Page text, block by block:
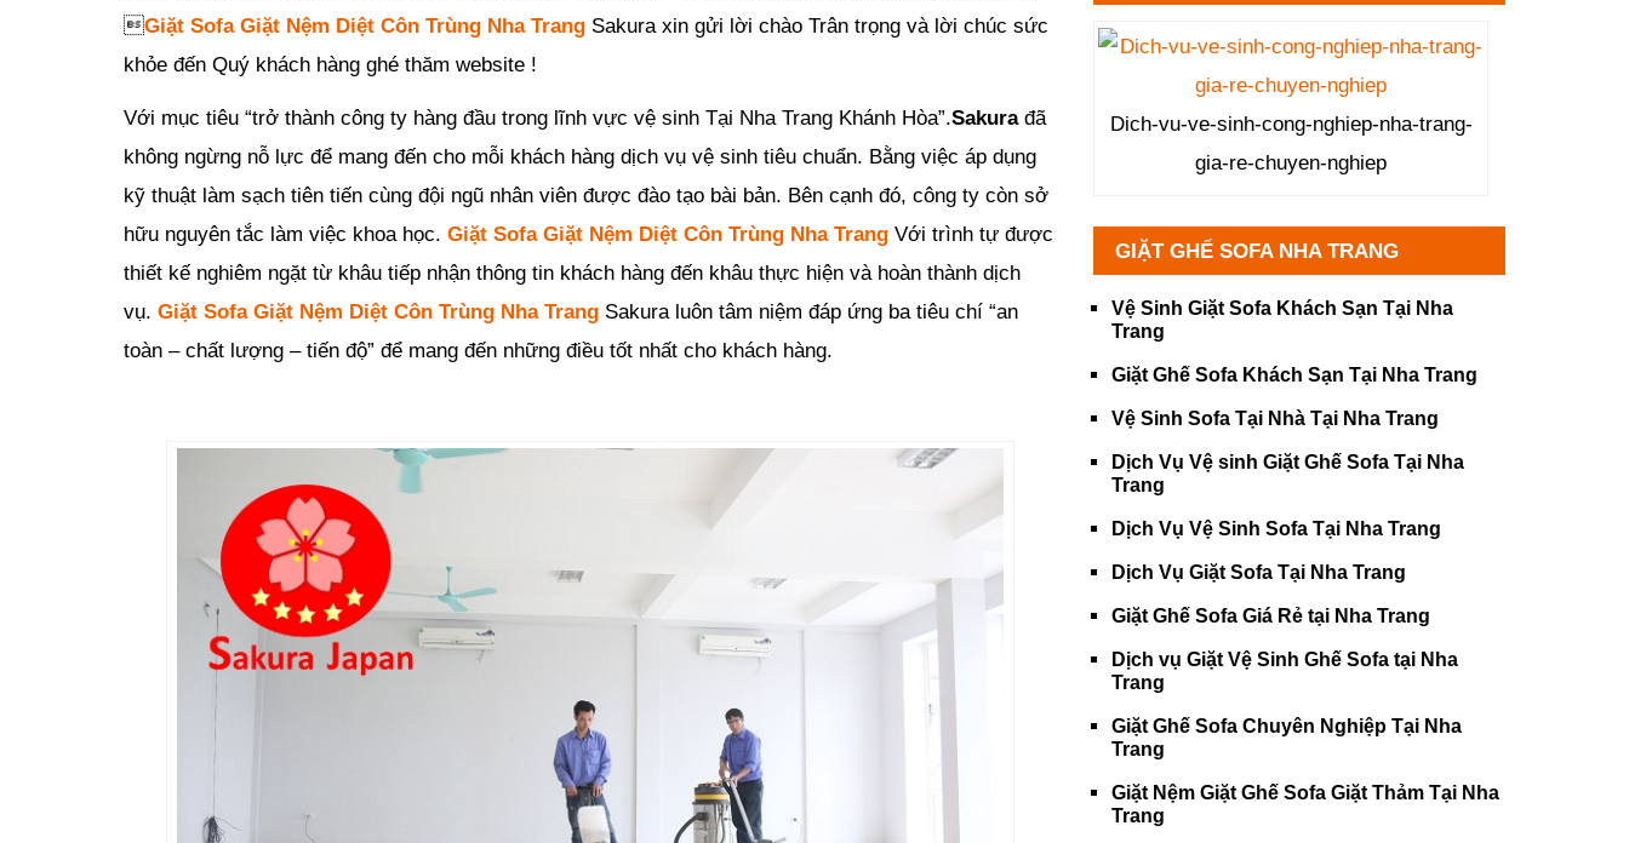
Giặt Sofa Giặt Nệm Diệt Côn Trùng Nha Trang Sakura xin gửi lời chào Trân trọng và lời chúc sức
khỏe đến Quý khách hàng ghé thăm website !
Với mục tiêu “trở thành công ty hàng đầu trong lĩnh vực vệ sinh Tại Nha Trang Khánh Hòa”.Sakurađã
không ngừng nỗ lực để mang đến cho mỗi khách hàng dịch vụ vệ sinh tiêu chuẩn. Bằng việc áp dụng
kỹ thuật làm sạch tiên tiến cùng đội ngũ nhân viên được đào tạo bài bản. Bên cạnh đó, công ty còn sở
hữu nguyên tắc làm việc khoa học. Giặt Sofa Giặt Nệm Diệt Côn Trùng Nha Trang Với trình tự được
thiết kế nghiêm ngặt từ khâu tiếp nhận thông tin khách hàng đến khâu thực hiện và hoàn thành dịch
vụ. Giặt Sofa Giặt Nệm Diệt Côn Trùng Nha Trang Sakura luôn tâm niệm đáp ứng ba tiêu chí “an
toàn – chất lượng – tiến độ” để mang đến những điều tốt nhất cho khách hàng.
Dich-vu-ve-sinh-cong-nghiep-nha-trang-
gia-re-chuyen-nghiep
GIẶT GHẾ SOFA NHA TRANG
Vệ Sinh Giặt Sofa Khách Sạn Tại Nha
Trang
Giặt Ghế Sofa Khách Sạn Tại Nha Trang
Vệ Sinh Sofa Tại Nhà Tại Nha Trang
Dịch Vụ Vệ sinh Giặt Ghế Sofa Tại Nha
Trang
Dịch Vụ Vệ Sinh Sofa Tại Nha Trang
Dịch Vụ Giặt Sofa Tại Nha Trang
Giặt Ghế Sofa Giá Rẻ tại Nha Trang
Dịch vụ Giặt Vệ Sinh Ghế Sofa tại Nha
Trang
Giặt Ghế Sofa Chuyên Nghiệp Tại Nha
Trang
Giặt Nệm Giặt Ghế Sofa Giặt Thảm Tại Nha
Trang